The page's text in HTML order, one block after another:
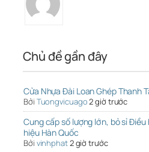
Chủ đề gần đây
Cửa Nhựa Đài Loan Ghép Thanh
Bởi Tuongvicuago2 giờ trước
Cung cấp số lượng lớn, bỏ sỉ
hiệu Hàn Quốc
Bởi vinhphat2 giờ trước